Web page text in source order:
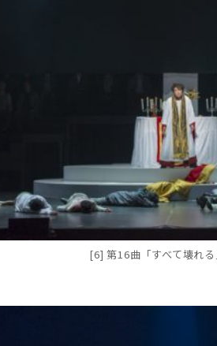
[6] 第16曲「すべて壊れ